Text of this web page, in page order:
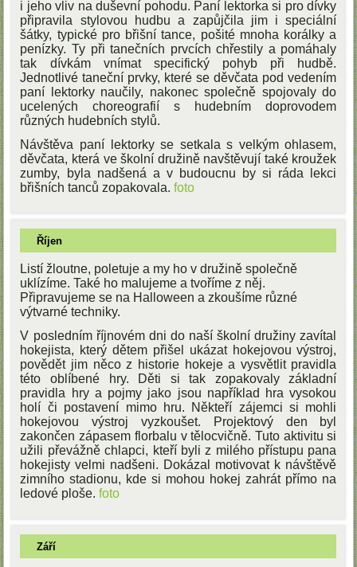
i jeho vliv na duševní pohodu. Paní lektorka si pro dívky
připravila stylovou hudbu a zapůjčila jim i speciální
šátky, typické pro břišní tance, pošité mnoha korálky a
penízky. Ty při tanečních prvcích chřestily a pomáhaly
tak dívkám vnímat specifický pohyb při hudbě.
Jednotlivé taneční prvky, které se děvčata pod vedením
paní lektorky naučily, nakonec společně spojovaly do
ucelených choreografií s hudebním doprovodem
různých hudebních stylů.
Návštěva paní lektorky se setkala s velkým ohlasem,
děvčata, která ve školní družině navštěvují také kroužek
zumby, byla nadšená a v budoucnu by si ráda lekci
břišních tanců zopakovala.foto
Říjen
Listí žloutne, poletuje a my ho v družině společně
uklízíme. Také ho malujeme a tvoříme z něj.
Připravujeme se na Halloween a zkoušíme různé
výtvarné techniky.
V posledním říjnovém dni do naší školní družiny zavítal
hokejista, který dětem přišel ukázat hokejovou výstroj,
povědět jim něco z historie hokeje a vysvětlit pravidla
této oblíbené hry. Děti si tak zopakovaly základní
pravidla hry a pojmy jako jsou například hra vysokou
holí či postavení mimo hru. Někteří zájemci si mohli
hokejovou výstroj vyzkoušet. Projektový den byl
zakončen zápasem florbalu v tělocvičně. Tuto aktivitu si
užili převážně chlapci, kteří byli z milého přístupu pana
hokejisty velmi nadšeni. Dokázal motivovat k návštěvě
zimního stadionu, kde si mohou hokej zahrát přímo na
ledové ploše.foto
Září